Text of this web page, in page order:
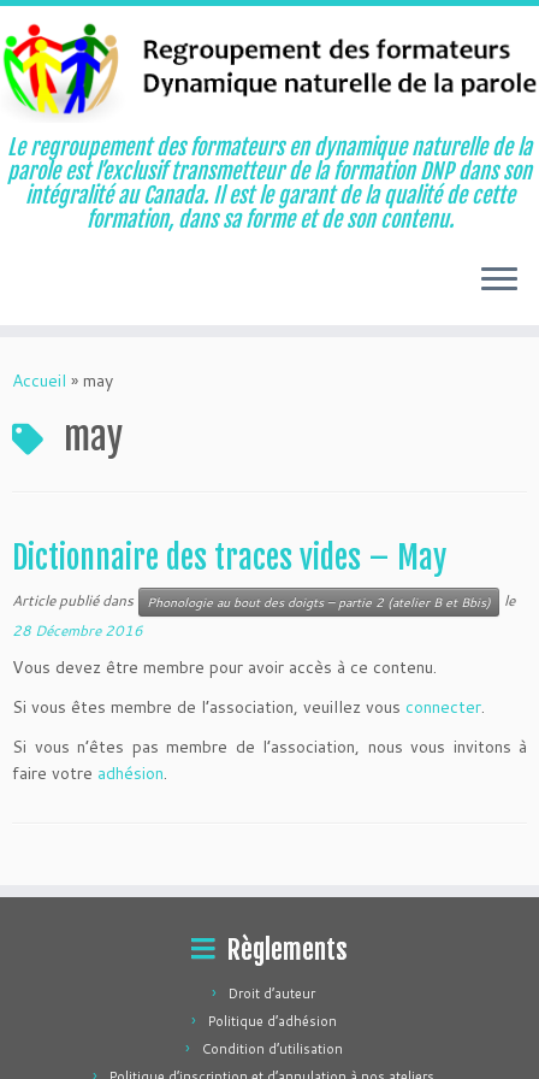
au
Le regroupement des formateurs en dynamique naturelle de la
parole est l’exclusif transmetteur de la formation DNP dans son
intégralité au Canada. Il est le garant de la qualité de cette
formation, dans sa forme et de son contenu.
Accueil » may
may
Dictionnaire des traces vides – May
Article publié dans Phonologie au bout des doigts – partie 2 (atelier B et Bbis)
le
28 Décembre 2016
Vous devez être membre pour avoir accès à ce contenu.
Si vous êtes membre de l’association, veuillez vous connecter.
Si vous n’êtes pas membre de l’association, nous vous invitons à
faire votre adhésion.
Règlements
Droit d’auteur
Politique d’adhésion
Condition d’utilisation